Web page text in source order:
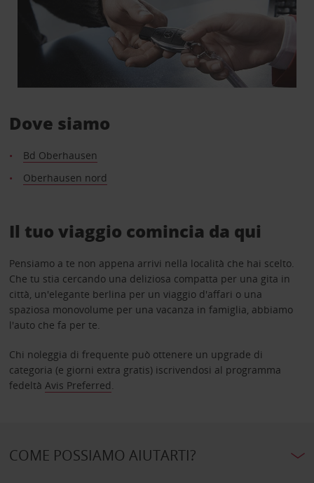
Dove siamo
Bd Oberhausen
Oberhausen nord
Il tuo viaggio comincia da qui
Pensiamo a te non appena arrivi nella località che hai scelto.
Che tu stia cercando una deliziosa compatta per una gita in
città, un'elegante berlina per un viaggio d'affari o una
spaziosa monovolume per una vacanza in famiglia, abbiamo
l'auto che fa per te.
Chi noleggia di frequente può ottenere un upgrade di
categoria (e giorni extra gratis) iscrivendosi al programma
fedeltà Avis Preferred.
COME POSSIAMO AIUTARTI?